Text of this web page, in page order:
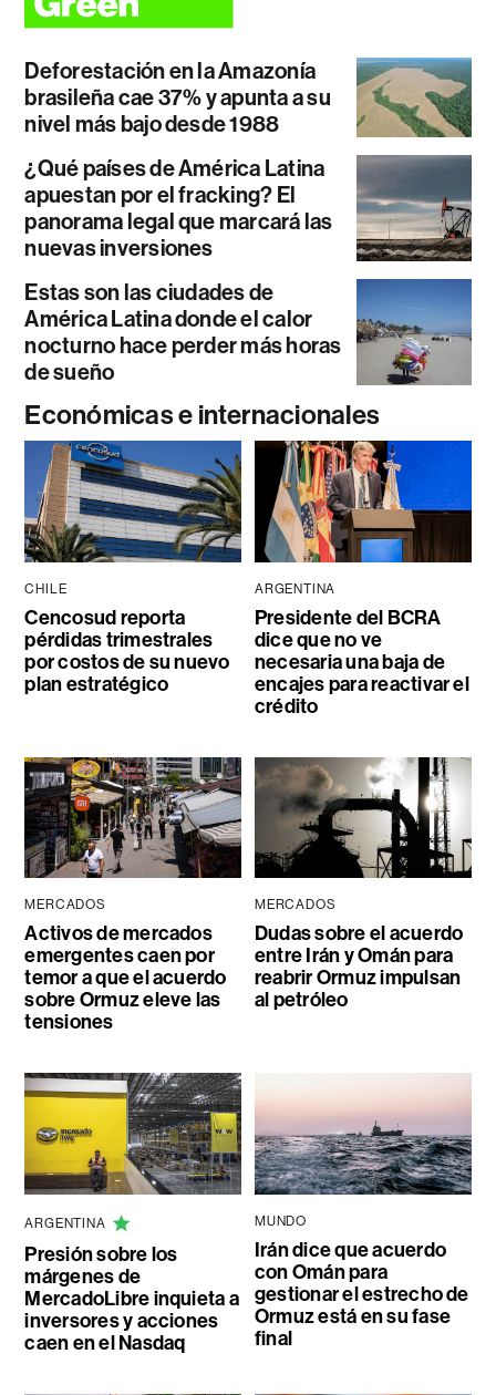
Deforestación en la Amazonía
brasileña cae 37% y apunta a su
nivel más bajo desde 1988
¿Qué países de América Latina
apuestan por el fracking? El
panorama legal que marcará las
nuevas inversiones
Estas son las ciudades de
América Latina donde el calor
nocturno hace perder más horas
de sueño
Económicas e internacionales
CHILE
Cencosud reporta
pérdidas trimestrales
por costos de su nuevo
plan estratégico
ARGENTINA
Presidente del BCRA
dice que no ve
necesaria una baja de
encajes para reactivar el
crédito
MERCADOS
Activos de mercados
emergentes caen por
temor a que el acuerdo
sobre Ormuz eleve las
tensiones
MERCADOS
Dudas sobre el acuerdo
entre Irán y Omán para
reabrir Ormuz impulsan
al petróleo
ARGENTINA
Presión sobre los
márgenes de
MercadoLibre inquieta a
inversores y acciones
caen en el Nasdaq
MUNDO
Irán dice que acuerdo
con Omán para
gestionar el estrecho de
Ormuz está en su fase
final